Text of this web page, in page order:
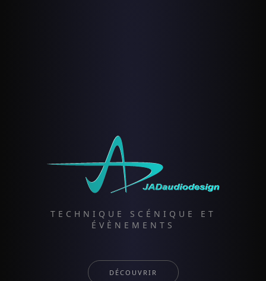
TECHNIQUE SCÉNIQUE ET
ÉVÈNEMENTS
DÉCOUVRIR